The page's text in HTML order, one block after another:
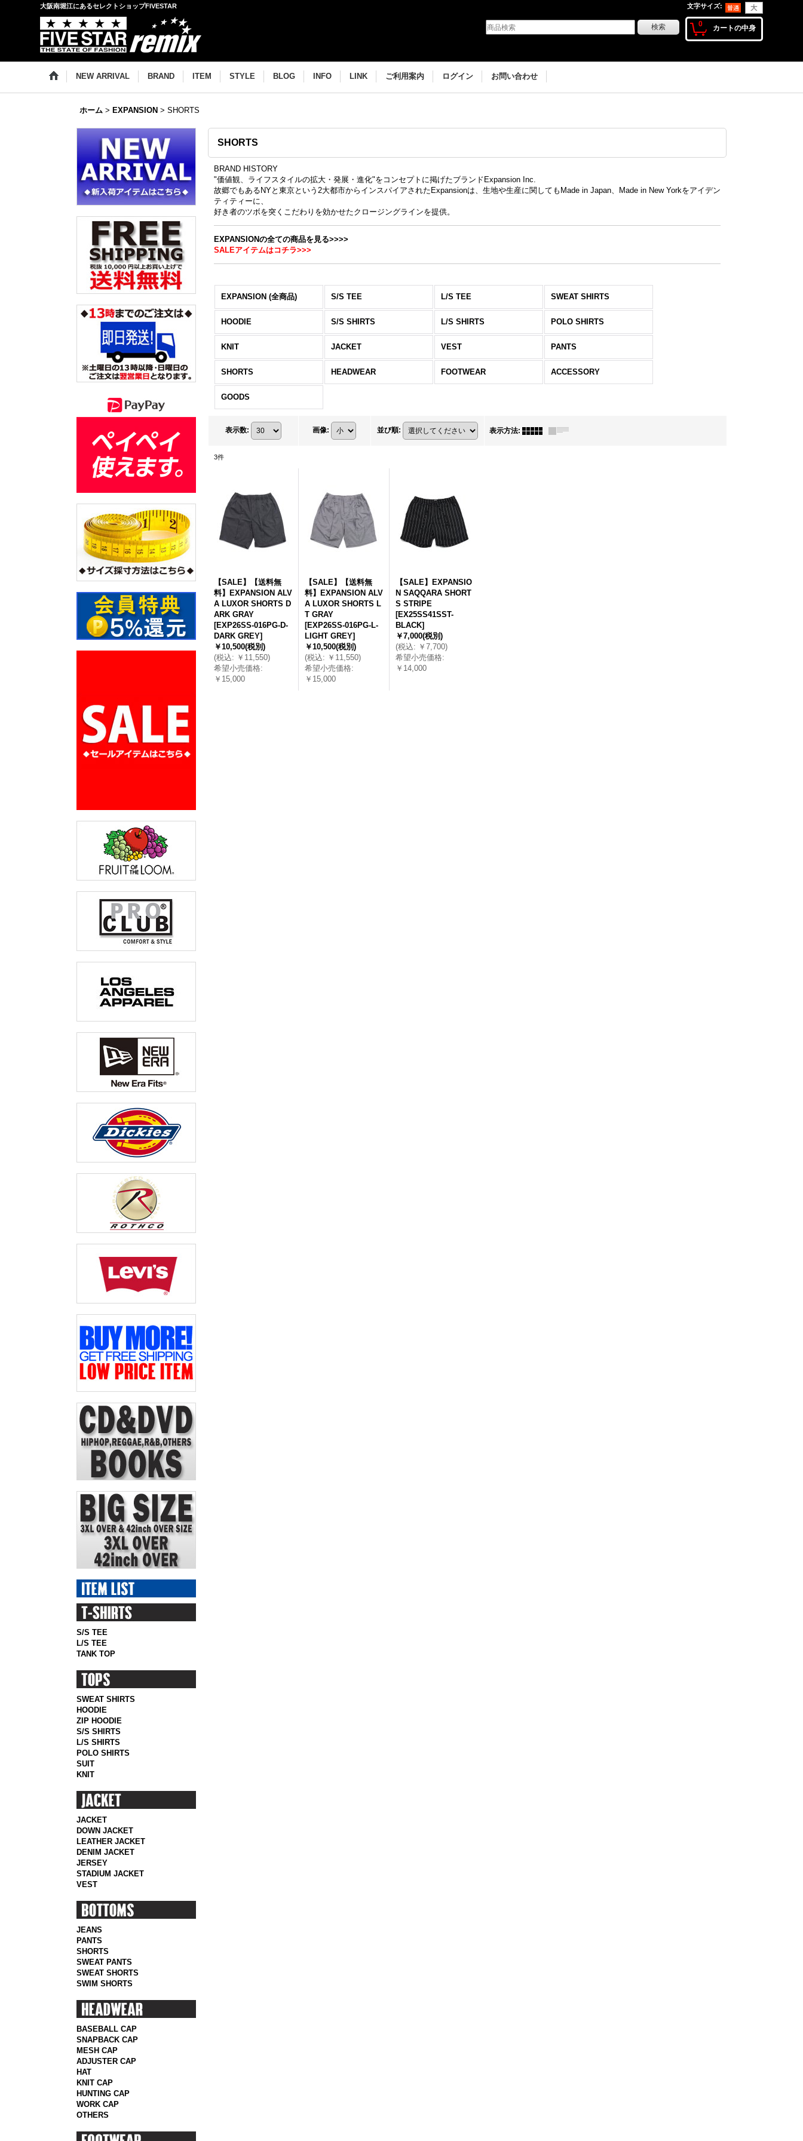
大阪南堀江にあるセレクトショップFIVESTAR 文字サイズ:
0 カートの中身
NEW ARRIVAL BRAND ITEM STYLE BLOG INFO LINK ご利用案内 ログイン お問い合わせ
ホーム > EXPANSION > SHORTS
S/S TEE
L/S TEE
TANK TOP
SWEAT SHIRTS
HOODIE
ZIP HOODIE
S/S SHIRTS
L/S SHIRTS
POLO SHIRTS
SUIT
KNIT
JACKET
DOWN JACKET
LEATHER JACKET
DENIM JACKET
JERSEY
STADIUM JACKET
VEST
JEANS
PANTS
SHORTS
SWEAT PANTS
SWEAT SHORTS
SWIM SHORTS
BASEBALL CAP
SNAPBACK CAP
MESH CAP
ADJUSTER CAP
HAT
KNIT CAP
HUNTING CAP
WORK CAP
OTHERS
SHORTS
BRAND HISTORY
"価値観、ライフスタイルの拡大・発展・進化"をコンセプトに掲げたブランドExpansion Inc.
故郷でもあるNYと東京という2大都市からインスパイアされたExpansionは、生地や生産に関してもMade in Japan、Made in New Yorkをアイデン
ティティーに、
好き者のツボを突くこだわりを効かせたクロージングラインを提供。
EXPANSIONの全ての商品を見る>>>>
SALEアイテムはコチラ>>>
EXPANSION (全商品) S/S TEE L/S TEE SWEAT SHIRTS
HOODIE S/S SHIRTS L/S SHIRTS POLO SHIRTS
KNIT JACKET VEST PANTS
SHORTS HEADWEAR FOOTWEAR ACCESSORY
GOODS
表示数: 画像: 並び順: 表示方法:
3件
【SALE】【送料無
料】EXPANSION ALV
A LUXOR SHORTS D
ARK GRAY
[EXP26SS-016PG-D-
DARK GREY]
￥10,500(税別)
(税込: ￥11,550)
希望小売価格:
￥15,000
【SALE】【送料無
料】EXPANSION ALV
A LUXOR SHORTS L
T GRAY
[EXP26SS-016PG-L-
LIGHT GREY]
￥10,500(税別)
(税込: ￥11,550)
希望小売価格:
￥15,000
【SALE】EXPANSIO
N SAQQARA SHORT
S STRIPE
[EX25SS41SST-
BLACK]
￥7,000(税別)
(税込: ￥7,700)
希望小売価格:
￥14,000